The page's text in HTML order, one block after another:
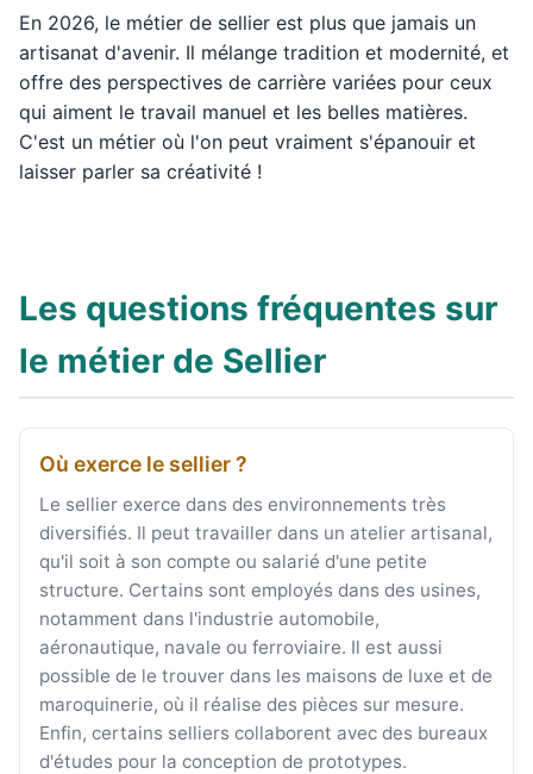
En 2026, le métier de sellier est plus que jamais un
artisanat d'avenir. Il mélange tradition et modernité, et
offre des perspectives de carrière variées pour ceux
qui aiment le travail manuel et les belles matières.
C'est un métier où l'on peut vraiment s'épanouir et
laisser parler sa créativité !
Les questions fréquentes sur
le métier de Sellier
Où exerce le sellier ?
Le sellier exerce dans des environnements très
diversifiés. Il peut travailler dans un atelier artisanal,
qu'il soit à son compte ou salarié d'une petite
structure. Certains sont employés dans des usines,
notamment dans l'industrie automobile,
aéronautique, navale ou ferroviaire. Il est aussi
possible de le trouver dans les maisons de luxe et de
maroquinerie, où il réalise des pièces sur mesure.
Enfin, certains selliers collaborent avec des bureaux
d'études pour la conception de prototypes.